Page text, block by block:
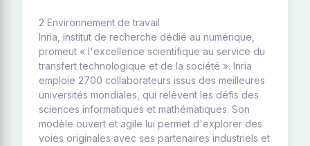
2 Environnement de travail
Inria, institut de recherche dédié au numérique,
promeut « l'excellence scientifique au service du
transfert technologique et de la société ». Inria
emploie 2700 collaborateurs issus des meilleures
universités mondiales, qui relèvent les défis des
sciences informatiques et mathématiques. Son
modèle ouvert et agile lui permet d'explorer des
voies originales avec ses partenaires industriels et